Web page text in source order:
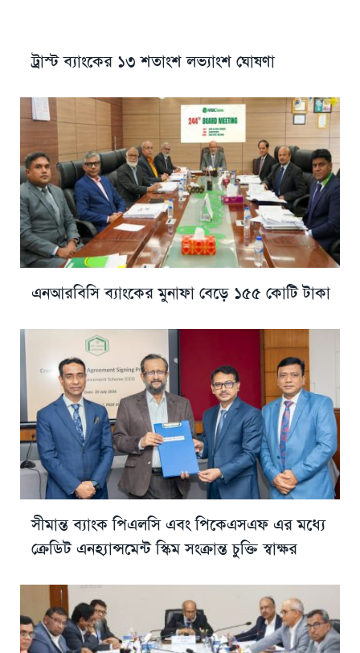
ট্রাস্ট ব্যাংকের ১৩ শতাংশ লভ্যাংশ ঘোষণা
এনআরবিসি ব্যাংকের মুনাফা বেড়ে ১৫৫ কোটি টাকা
সীমান্ত ব্যাংক পিএলসি এবং পিকেএসএফ এর মধ্যে
ক্রেডিট এনহ্যান্সমেন্ট স্কিম সংক্রান্ত চুক্তি স্বাক্ষর